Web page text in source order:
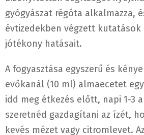
gyógyászat régóta alkalmazza,
évtizedekben végzett
jótékony hatásait.
A fogyasztása egyszerű és
evőkanál (10 ml) almaecetet
idd meg étkezés előtt, napi 1-3
szeretnéd gazdagítani az ízét,
kevés mézet vagy citromlevet.